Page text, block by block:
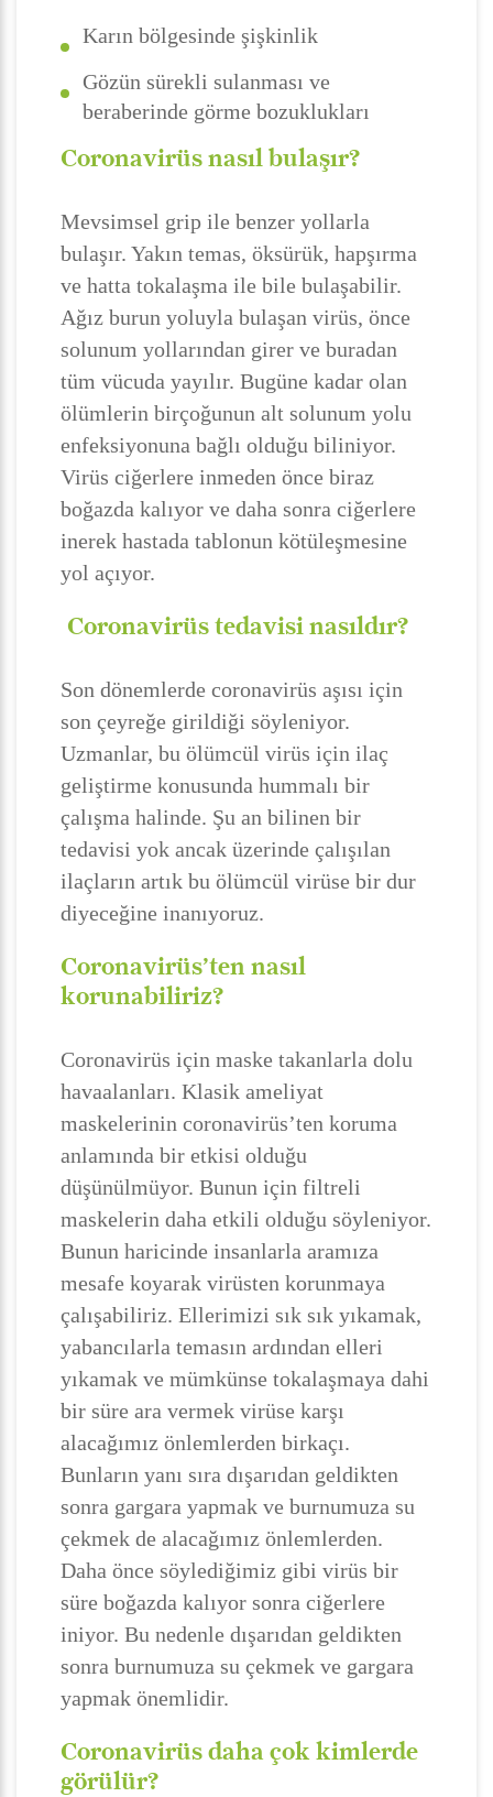
Karın bölgesinde şişkinlik
Gözün sürekli sulanması ve
beraberinde görme bozuklukları
Coronavirüs nasıl bulaşır?
Mevsimsel grip ile benzer yollarla
bulaşır. Yakın temas, öksürük, hapşırma
ve hatta tokalaşma ile bile bulaşabilir.
Ağız burun yoluyla bulaşan virüs, önce
solunum yollarından girer ve buradan
tüm vücuda yayılır. Bugüne kadar olan
ölümlerin birçoğunun alt solunum yolu
enfeksiyonuna bağlı olduğu biliniyor.
Virüs ciğerlere inmeden önce biraz
boğazda kalıyor ve daha sonra ciğerlere
inerek hastada tablonun kötüleşmesine
yol açıyor.
Coronavirüs tedavisi nasıldır?
Son dönemlerde coronavirüs aşısı için
son çeyreğe girildiği söyleniyor.
Uzmanlar, bu ölümcül virüs için ilaç
geliştirme konusunda hummalı bir
çalışma halinde. Şu an bilinen bir
tedavisi yok ancak üzerinde çalışılan
ilaçların artık bu ölümcül virüse bir dur
diyeceğine inanıyoruz.
Coronavirüs’ten nasıl
korunabiliriz?
Coronavirüs için maske takanlarla dolu
havaalanları. Klasik ameliyat
maskelerinin coronavirüs’ten koruma
anlamında bir etkisi olduğu
düşünülmüyor. Bunun için filtreli
maskelerin daha etkili olduğu söyleniyor.
Bunun haricinde insanlarla aramıza
mesafe koyarak virüsten korunmaya
çalışabiliriz. Ellerimizi sık sık yıkamak,
yabancılarla temasın ardından elleri
yıkamak ve mümkünse tokalaşmaya dahi
bir süre ara vermek virüse karşı
alacağımız önlemlerden birkaçı.
Bunların yanı sıra dışarıdan geldikten
sonra gargara yapmak ve burnumuza su
çekmek de alacağımız önlemlerden.
Daha önce söylediğimiz gibi virüs bir
süre boğazda kalıyor sonra ciğerlere
iniyor. Bu nedenle dışarıdan geldikten
sonra burnumuza su çekmek ve gargara
yapmak önemlidir.
Coronavirüs daha çok kimlerde
görülür?